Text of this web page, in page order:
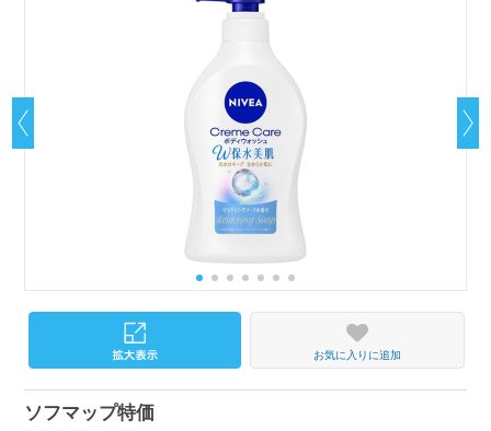
お気に入りに追加
ソフマップ特価